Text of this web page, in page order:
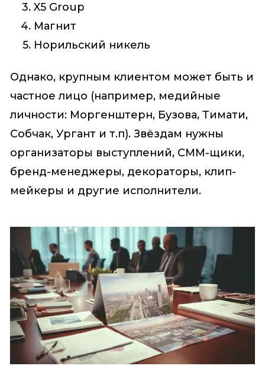
X5 Group
Магнит
Норильский никель
Однако, крупным клиентом может быть и
частное лицо (например, медийные
личности: Моргенштерн, Бузова, Тимати,
Собчак, Ургант и т.п). Звёздам нужны
организаторы выступлений, СММ-щики,
бренд-менеджеры, декораторы, клип-
мейкеры и другие исполнители.